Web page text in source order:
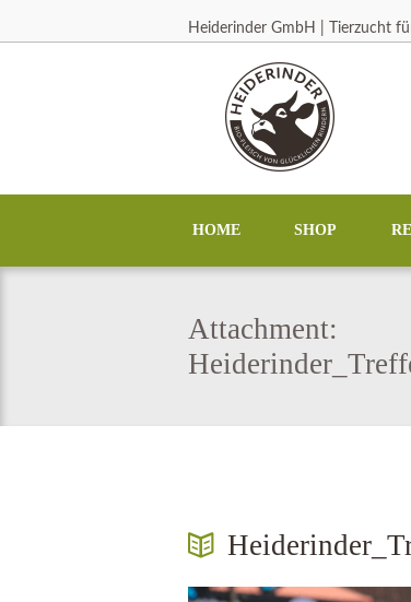
Heiderinder GmbH | Tierzucht
HOME SHOP
Attachment: